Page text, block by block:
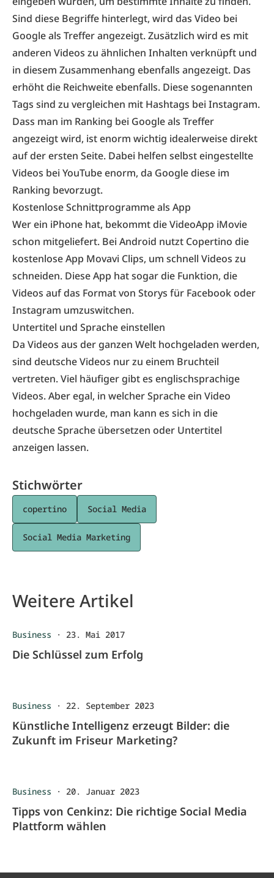
Sind diese Begriffe hinterlegt, wird das Video bei
Google als Treffer angezeigt. Zusätzlich wird es mit
anderen Videos zu ähnlichen Inhalten verknüpft und
in diesem Zusammenhang ebenfalls angezeigt. Das
erhöht die Reichweite ebenfalls. Diese sogenannten
Tags sind zu vergleichen mit Hashtags bei Instagram.
Dass man im Ranking bei Google als Treffer
angezeigt wird, ist enorm wichtig idealerweise direkt
auf der ersten Seite. Dabei helfen selbst eingestellte
Videos bei YouTube enorm, da Google diese im
Ranking bevorzugt.
Kostenlose Schnittprogramme als App
Wer ein iPhone hat, bekommt die Video­App iMovie
schon mitgeliefert. Bei Android nutzt Copertino die
kostenlose App Movavi Clips, um schnell Videos zu
schneiden. Diese App hat sogar die Funktion, die
Videos auf das Format von Storys für Facebook oder
Instagram umzuswitchen.
Untertitel und Sprache einstellen
Da Videos aus der ganzen Welt hochgeladen werden,
sind deutsche Videos nur zu einem Bruchteil
vertreten. Viel häufiger gibt es englischsprachige
Videos. Aber egal, in welcher Sprache ein Video
hochgeladen wurde, man kann es sich in die
deutsche Sprache übersetzen oder Untertitel
anzeigen lassen.
Stichwörter
copertino Social Media
Social Media Marketing
Weitere Artikel
Business · 23. Mai 2017
Die Schlüssel zum Erfolg
Business · 22. September 2023
Künstliche Intelligenz erzeugt Bilder: die
Zukunft im Friseur Marketing?
Business · 20. Januar 2023
Tipps von Cenkinz: Die richtige Social Media
Plattform wählen